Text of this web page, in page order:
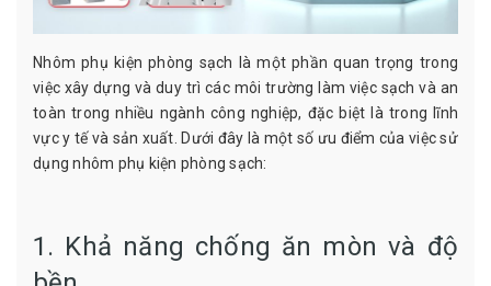
Nhôm phụ kiện phòng sạch là một phần quan trọng trong
việc xây dựng và duy trì các môi trường làm việc sạch và an
toàn trong nhiều ngành công nghiệp, đặc biệt là trong lĩnh
vực y tế và sản xuất. Dưới đây là một số ưu điểm của việc sử
dụng nhôm phụ kiện phòng sạch:
1. Khả năng chống ăn mòn và độ